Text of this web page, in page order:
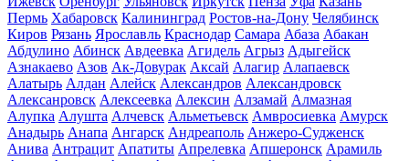
Пермь Хабаровск Калининград Ростов-на-Дону Челябинск
Киров Рязань Ярославль Краснодар Самара Абаза Абакан
Абдулино Абинск Авдеевка Агидель Агрыз Адыгейск
Азнакаево Азов Ак-Довурак Аксай Алагир Алапаевск
Алатырь Алдан Алейск Александров Александровск
Алексанровск Алексеевка Алексин Алзамай Алмазная
Алупка Алушта Алчевск Альметьевск Амвросиевка Амурск
Анадырь Анапа Ангарск Андреаполь Анжеро-Судженск
Анива Антрацит Апатиты Апрелевка Апшеронск Арамиль